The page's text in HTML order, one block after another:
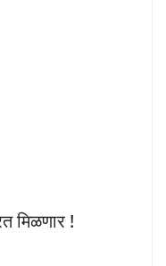
मिळणार !